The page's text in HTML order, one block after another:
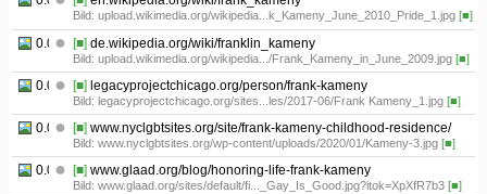
Bild: upload.wikimedia.org/wikipedia...k_Kameny_June_2010_Pride_1.jpg [■]
0.02 [■] de.wikipedia.org/wiki/franklin_kameny
Bild: upload.wikimedia.org/wikipedia.../Frank_Kameny_in_June_2009.jpg [■]
0.03 [■] legacyprojectchicago.org/person/frank-kameny
Bild: legacyprojectchicago.org/sites...les/2017-06/Frank Kameny_1.jpg [■]
0.04 [■] www.nyclgbtsites.org/site/frank-kameny-childhood-residence/
Bild: www.nyclgbtsites.org/wp-content/uploads/2020/01/Kameny-3.jpg [■]
0.05 [■] www.glaad.org/blog/honoring-life-frank-kameny
Bild: www.glaad.org/sites/default/fi..._Gay_Is_Good.jpg?itok=XpXfR7b3 [■]